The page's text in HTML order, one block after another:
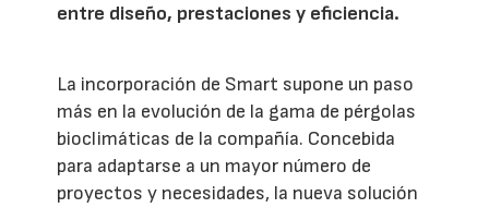
entre diseño, prestaciones y eficiencia.
La incorporación de Smart supone un paso
más en la evolución de la gama de pérgolas
bioclimáticas de la compañía. Concebida
para adaptarse a un mayor número de
proyectos y necesidades, la nueva solución